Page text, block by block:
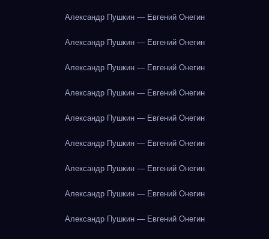
Александр Пушкин — Евгений Онегин
Александр Пушкин — Евгений Онегин
Александр Пушкин — Евгений Онегин
Александр Пушкин — Евгений Онегин
Александр Пушкин — Евгений Онегин
Александр Пушкин — Евгений Онегин
Александр Пушкин — Евгений Онегин
Александр Пушкин — Евгений Онегин
Александр Пушкин — Евгений Онегин